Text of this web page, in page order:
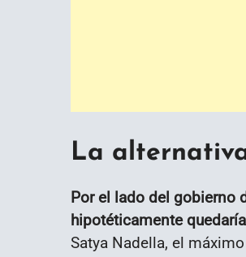
La
Por el lado del gobierno
hipotéticamente
Satya Nadella, el